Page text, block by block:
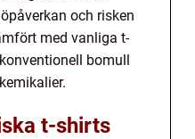
och risken
med vanliga t-
bomull
t-shirts